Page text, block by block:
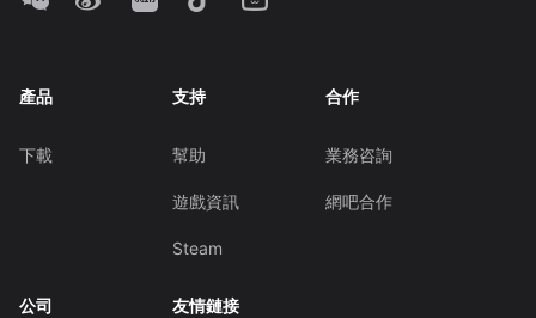
產品
下載
支持
幫助
遊戲資訊
Steam
合作
業務咨詢
網吧合作
公司 友情鏈接